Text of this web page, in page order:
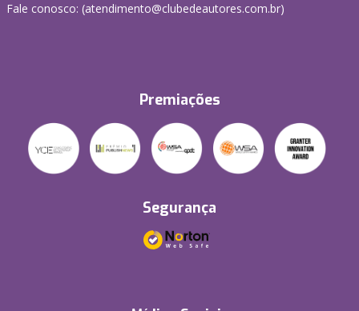
Fale conosco: (atendimento@clubedeautores.com.br)
Premiações
Segurança